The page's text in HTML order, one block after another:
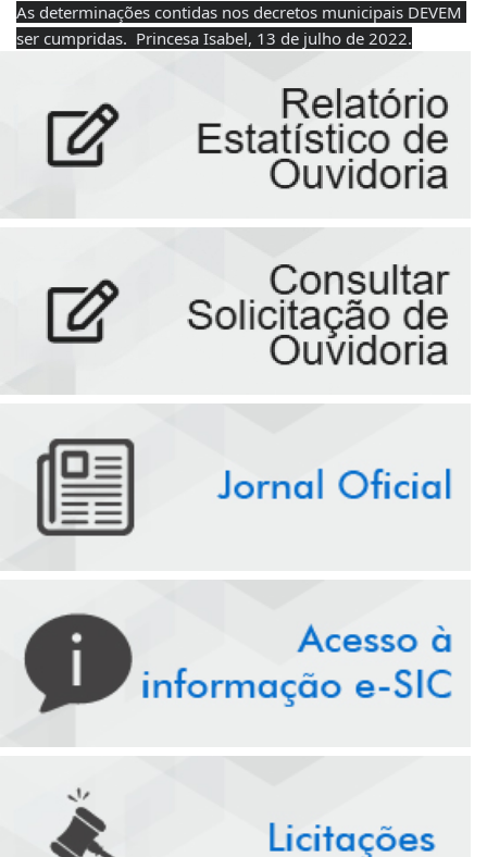
As determinações contidas nos decretos municipais DEVEM
ser cumpridas.  Princesa Isabel, 13 de julho de 2022.